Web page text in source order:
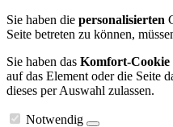
Sie haben die personalisierten
Seite betreten zu können,
Sie haben das Komfort-Cookie
auf das Element oder die Seite
dieses per Auswahl zulassen.
Notwendig